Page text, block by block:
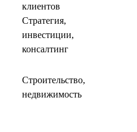
клиентов
Стратегия,
инвестиции,
консалтинг
Строительство,
недвижимость